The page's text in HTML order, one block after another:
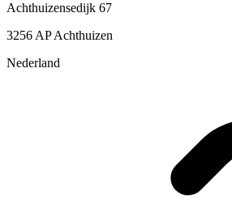
Achthuizensedijk 67
3256 AP Achthuizen
Nederland